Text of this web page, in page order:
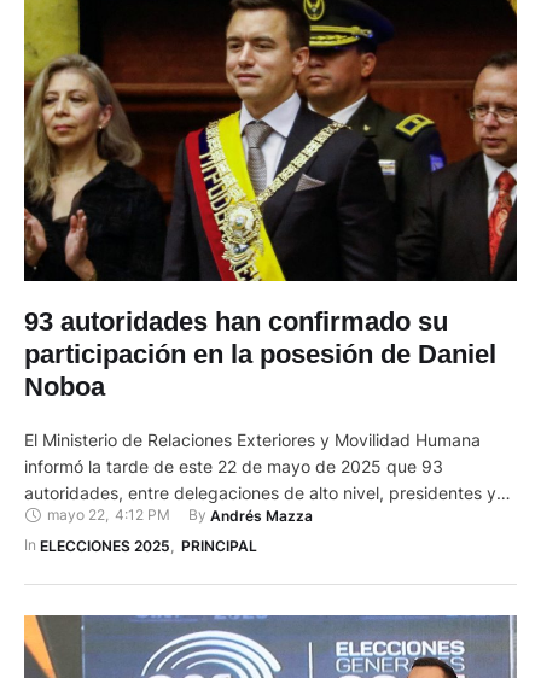
participación en la posesión de Daniel
Noboa
informó la tarde de este 22 de mayo de 2025 que 93
autoridades, entre delegaciones de alto nivel, presidentes y
representantes de organismos internacionales, estarán
presentes en la posesión de Daniel Noboa que se celebrará el
próximo 24 de mayo, desde las 11:00. Por ahora, dos
presidentes …
mayo 22, 4:12 PM By Andrés Mazza
In ELECCIONES 2025 PRINCIPAL